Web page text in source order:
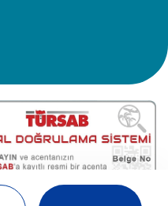
Tavananna Travel - 11200